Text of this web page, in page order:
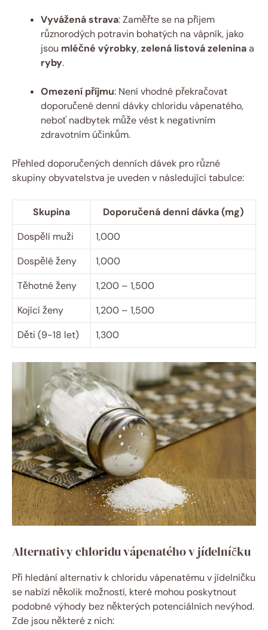
Vyvážená strava: Zaměřte se na příjem
různorodých potravin bohatých na vápník, jako
jsou mléčné výrobky,zelená listová zeleninaa
ryby.
Omezení příjmu: Není vhodné překračovat
doporučené denní dávky chloridu vápenatého,
neboť nadbytek může vést k negativním
zdravotním účinkům.
Přehled doporučených denních dávek pro různé
skupiny obyvatelstva je uveden v následující tabulce:
Skupina
Doporučená denní dávka (mg)
Dospělí muži
1,000
Dospělé ženy
1,000
Těhotné ženy
1,200 – 1,500
Kojící ženy
1,200 – 1,500
Děti (9-18 let)
1,300
Alternativy chloridu vápenatého v jídelníčku
Při hledání alternativ k chloridu vápenatému v jídelníčku
se nabízí několik možností, které mohou poskytnout
podobné výhody bez některých potenciálních nevýhod.
Zde jsou některé z nich: